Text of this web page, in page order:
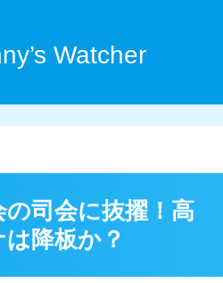
Watcher
司会に抜擢！高
降板か？